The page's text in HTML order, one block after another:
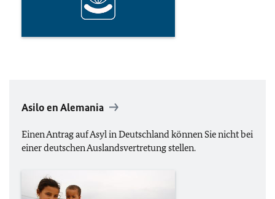
Asilo en Alemania
Einen Antrag auf Asyl in Deutschland können Sie nicht bei
einer deutschen Auslandsvertretung stellen.